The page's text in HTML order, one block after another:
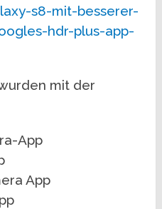
s8-mit-besserer-
hdr-plus-app-
mit der
App
App